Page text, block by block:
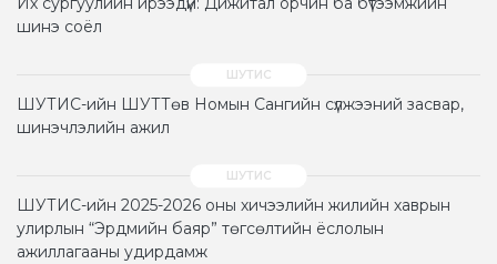
шинэ соёл
ШУТИС-ийн ШУТТөв Номын Сангийн сүлжээний засвар,
шинэчлэлийн ажил
ШУТИС-ийн 2025-2026 оны хичээлийн жилийн хаврын
улирлын “Эрдмийн баяр” төгсөлтийн ёслолын
ажиллагааны удирдамж